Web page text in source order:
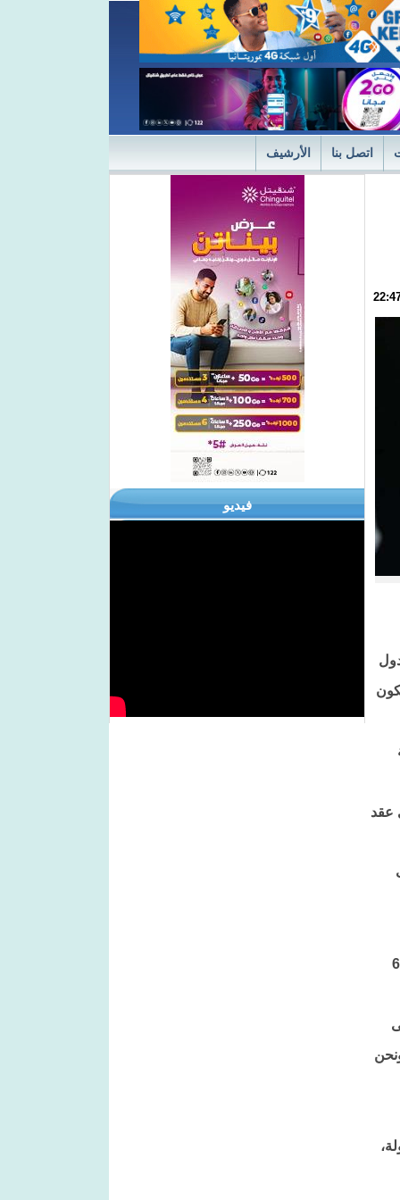
اتصل بنا الأرشيف
في نسختها الأولى 2024
فيديو
عقد
الوطنية العليا للانتخابات بعض الملاحظات على تلك القوانين، معبرًا عن الأمل أن يعيد مجلس النواب والدولة بمعية لجنة 6+6
والدولة،